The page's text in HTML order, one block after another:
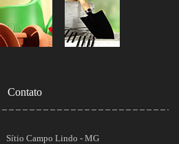
Contato
Sítio Campo Lindo - MG